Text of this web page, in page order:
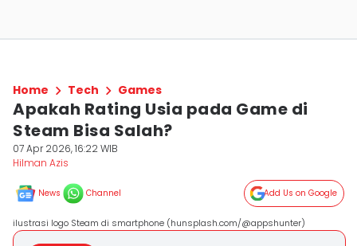
Home Tech Games
Apakah Rating Usia pada Game di
Steam Bisa Salah?
07 Apr 2026, 16:22 WIB
Hilman Azis
News Channel Add Us on Google
ilustrasi logo Steam di smartphone (hunsplash.com/@appshunter)